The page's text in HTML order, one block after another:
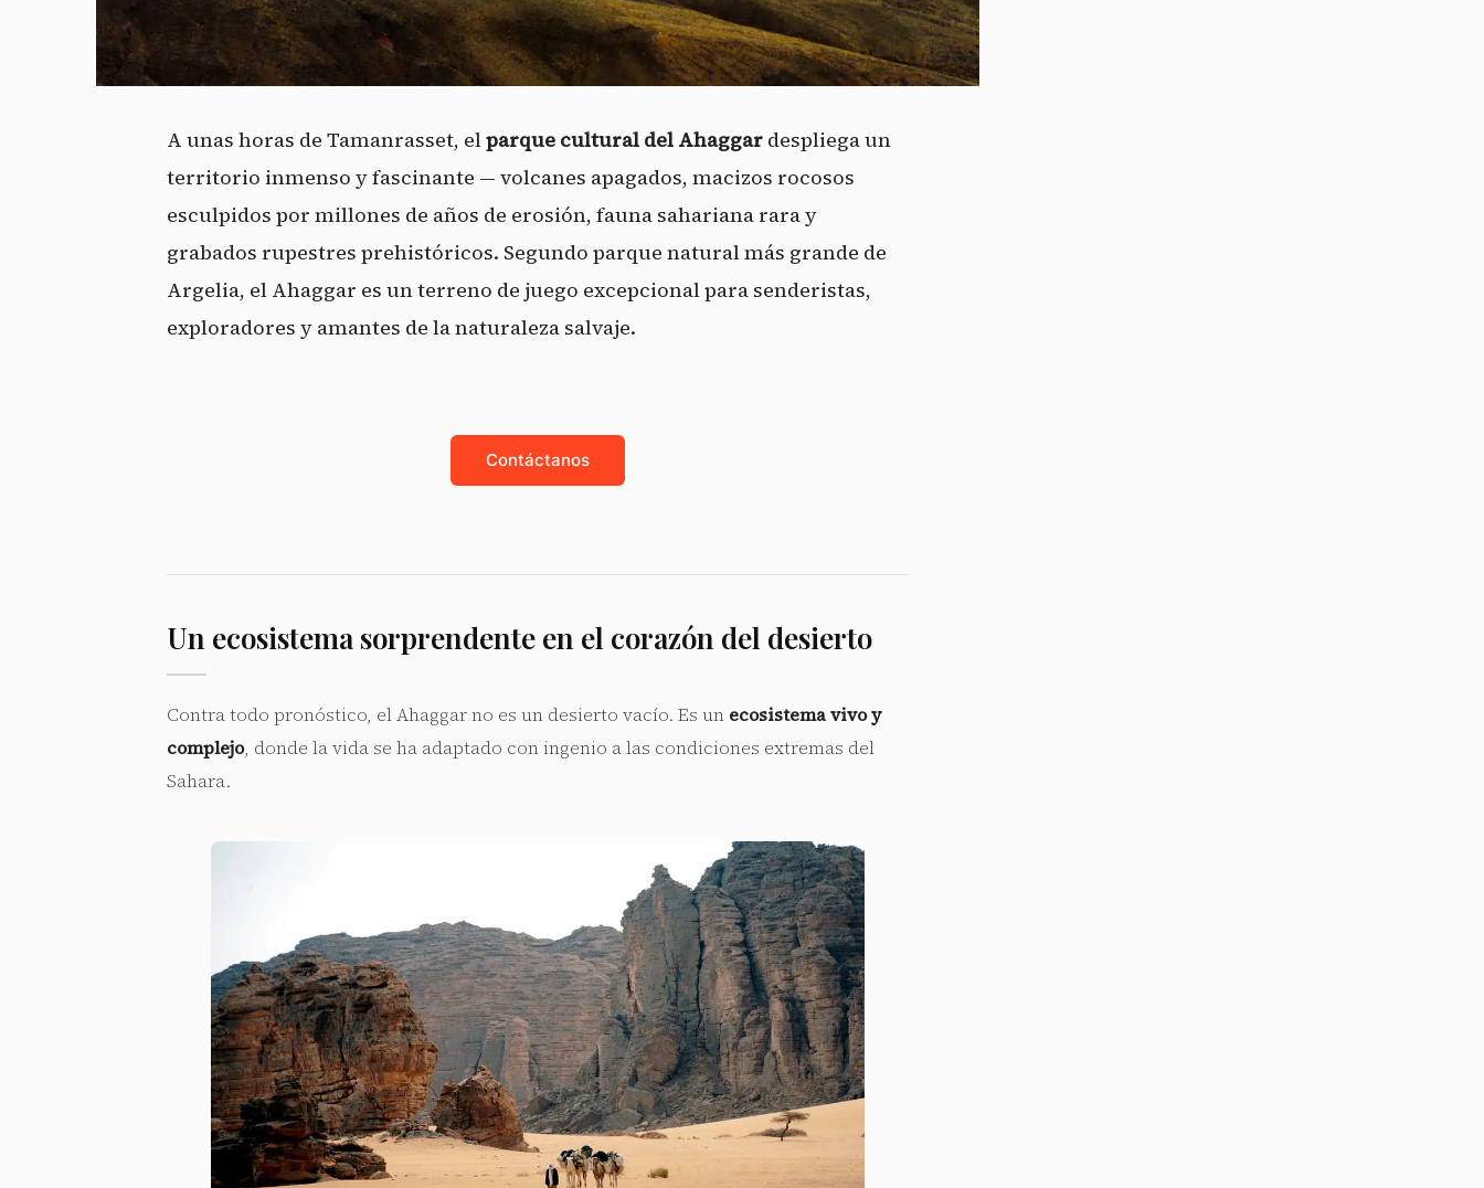
A unas horas de Tamanrasset, elparque cultural del Ahaggar despliega un
territorio inmenso y fascinante — volcanes apagados, macizos rocosos
esculpidos por millones de años de erosión, fauna sahariana rara y
grabados rupestres prehistóricos. Segundo parque natural más grande de
Argelia, el Ahaggar es un terreno de juego excepcional para senderistas,
exploradores y amantes de la naturaleza salvaje.
Contáctanos
Un ecosistema sorprendente en el corazón del desierto
Contra todo pronóstico, el Ahaggar no es un desierto vacío. Es un ecosistema vivo y
complejo, donde la vida se ha adaptado con ingenio a las condiciones extremas del
Sahara.